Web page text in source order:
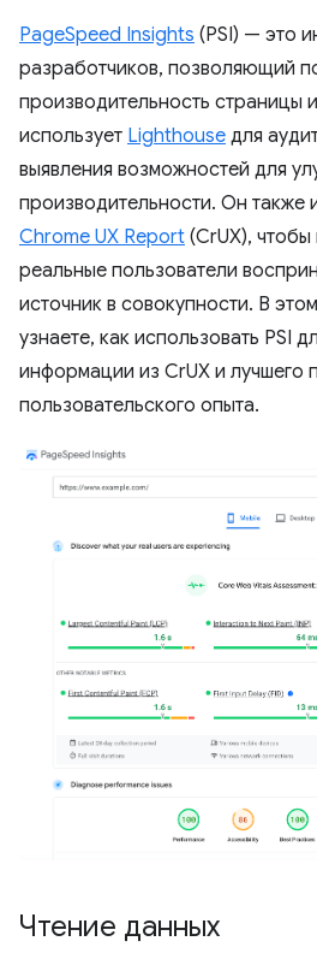
PageSpeed ​​Insights (PSI) — это
разработчиков, позволяющий
производительность страницы
использует Lighthouse для
выявления возможностей для
производительности. Он также
Chrome UX Report (CrUX), чтобы
реальные пользователи
источник в совокупности. В
узнаете, как использовать PSI
информации из CrUX и лучшего
пользовательского опыта.
Чтение данных